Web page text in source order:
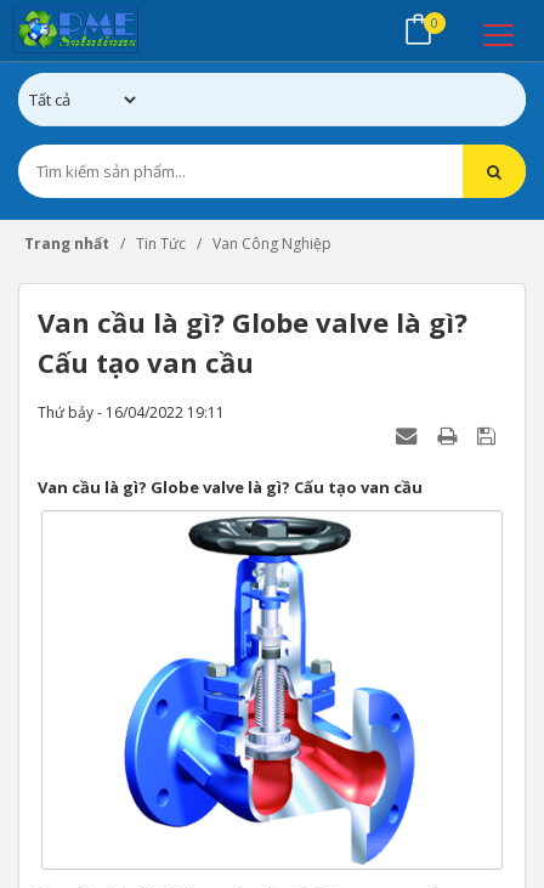
0
Trang nhất Tin Tức Van Công Nghiệp
Van cầu là gì? Globe valve là gì?
Cấu tạo van cầu
Thứ bảy - 16/04/2022 19:11
Van cầu là gì? Globe valve là gì? Cấu tạo van cầu